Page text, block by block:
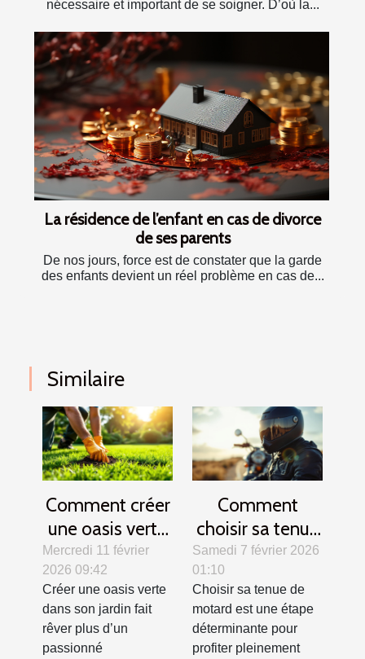
nécessaire et important de se soigner. D’où la...
La résidence de l’enfant en cas de divorce
de ses parents
De nos jours, force est de constater que la garde
des enfants devient un réel problème en cas de...
Similaire
Comment créer
une oasis verte
? Secrets d'un
gazon parfait
Mercredi 11 février
2026 09:42
Créer une oasis verte
dans son jardin fait
rêver plus d’un
passionné
Comment
choisir sa tenue
de motard pour
allier confort et
sécurité ?
Samedi 7 février 2026
01:10
Choisir sa tenue de
motard est une étape
déterminante pour
profiter pleinement